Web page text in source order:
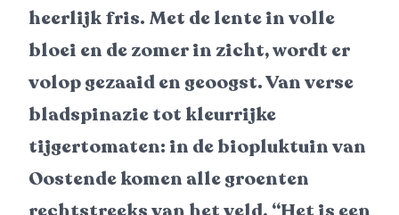
heerlijk fris. Met de lente in volle
bloei en de zomer in zicht, wordt er
volop gezaaid en geoogst. Van verse
bladspinazie tot kleurrijke
tijgertomaten: in de biopluktuin van
Oostende komen alle groenten